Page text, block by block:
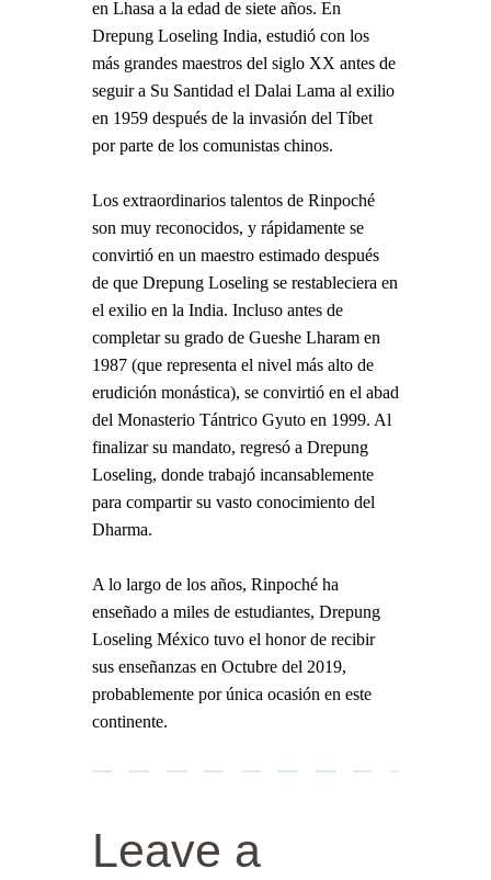
en Lhasa a la edad de siete años. En
Drepung Loseling India, estudió con los
más grandes maestros del siglo XX antes de
seguir a Su Santidad el Dalai Lama al exilio
en 1959 después de la invasión del Tíbet
por parte de los comunistas chinos.
Los extraordinarios talentos de Rinpoché
son muy reconocidos, y rápidamente se
convirtió en un maestro estimado después
de que Drepung Loseling se restableciera en
el exilio en la India. Incluso antes de
completar su grado de Gueshe Lharam en
1987 (que representa el nivel más alto de
erudición monástica), se convirtió en el abad
del Monasterio Tántrico Gyuto en 1999. Al
finalizar su mandato, regresó a Drepung
Loseling, donde trabajó incansablemente
para compartir su vasto conocimiento del
Dharma.
A lo largo de los años, Rinpoché ha
enseñado a miles de estudiantes, Drepung
Loseling México tuvo el honor de recibir
sus enseñanzas en Octubre del 2019,
probablemente por única ocasión en este
continente.
Leave a